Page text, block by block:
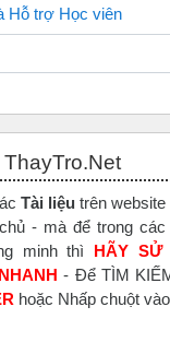
Hỗ trợ Học viên
Tài liệu trên website
- mà để trong
minh thì HÃY SỬ
- Để TÌM
hoặc Nhấp chuột